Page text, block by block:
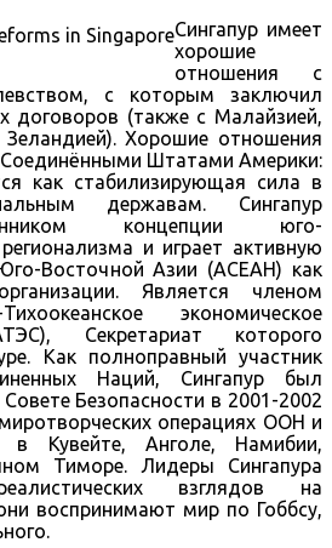
Сингапур имеет
хорошие
отношения с
с которым заключил
договоров (также с Малайзией,
Хорошие отношения
Штатами Америки:
как стабилизирующая сила в
державам. Сингапур
концепции юго-
и играет активную
Восточной Азии (АСЕАН) как
Является членом
экономическое
Секретариат которого
Как полноправный участник
Наций, Сингапур был
Безопасности в 2001-2002
операциях ООН и
в Кувейте, Анголе, Намибии,
Тиморе. Лидеры Сингапура
взглядов на
воспринимают мир по Гоббсу,